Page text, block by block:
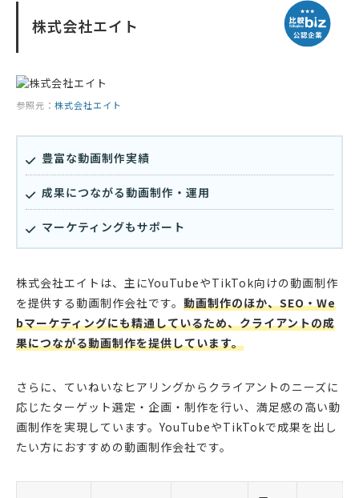
株式会社エイト
参照元： 株式会社エイト
豊富な動画制作実績
成果につながる動画制作・運用
マーケティングもサポート
株式会社エイトは、主にYouTubeやTikTok向けの動画制作
を提供する動画制作会社です。 動画制作のほか、SEO・We
bマーケティングにも精通しているため、クライアントの成
果につながる動画制作を提供しています。
さらに、ていねいなヒアリングからクライアントのニーズに
応じたターゲット選定・企画・制作を行い、満足感の高い動
画制作を実現しています。YouTubeやTikTokで成果を出し
たい方におすすめの動画制作会社です。